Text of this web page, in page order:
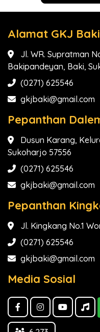
Alamat GKJ Baki
Jl. WR. Supratman
Bakipandeyan, Baki,
(0271) 625546
gkjbaki@gmail.com
Pepanthan
Dusun Karang,
Sukoharjo 57556
(0271) 625546
gkjbaki@gmail.com
Pepanthan
Jl. Kingkang No.1
(0271) 625546
gkjbaki@gmail.com
Media Sosial